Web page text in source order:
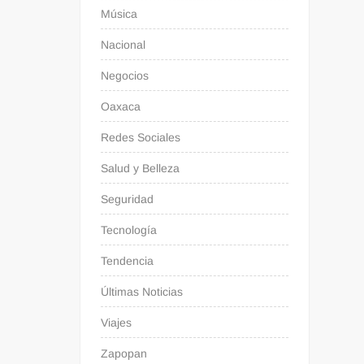
Música
Nacional
Negocios
Oaxaca
Redes Sociales
Salud y Belleza
Seguridad
Tecnología
Tendencia
Últimas Noticias
Viajes
Zapopan